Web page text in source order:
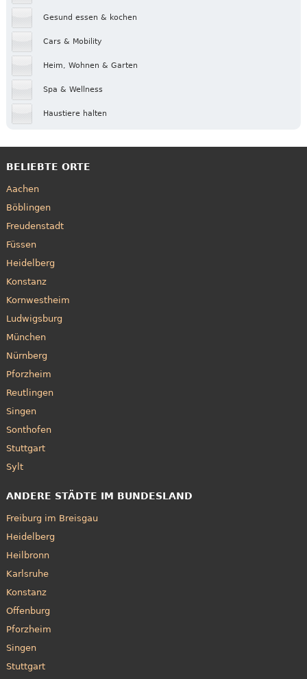
Gesund essen & kochen
Cars & Mobility
Heim, Wohnen & Garten
Spa & Wellness
Haustiere halten
BELIEBTE ORTE
Aachen
Böblingen
Freudenstadt
Füssen
Heidelberg
Konstanz
Kornwestheim
Ludwigsburg
München
Nürnberg
Pforzheim
Reutlingen
Singen
Sonthofen
Stuttgart
Sylt
ANDERE STÄDTE IM BUNDESLAND
Freiburg im Breisgau
Heidelberg
Heilbronn
Karlsruhe
Konstanz
Offenburg
Pforzheim
Singen
Stuttgart